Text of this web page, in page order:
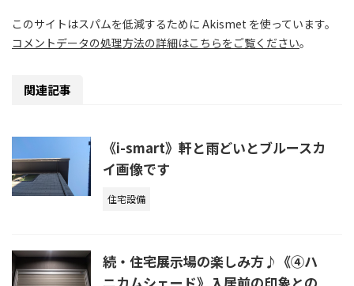
このサイトはスパムを低減するために Akismet を使っています。
コメントデータの処理方法の詳細はこちらをご覧ください。
関連記事
《i-smart》軒と雨どいとブルースカ
イ画像です
住宅設備
続・住宅展示場の楽しみ方♪《④ハ